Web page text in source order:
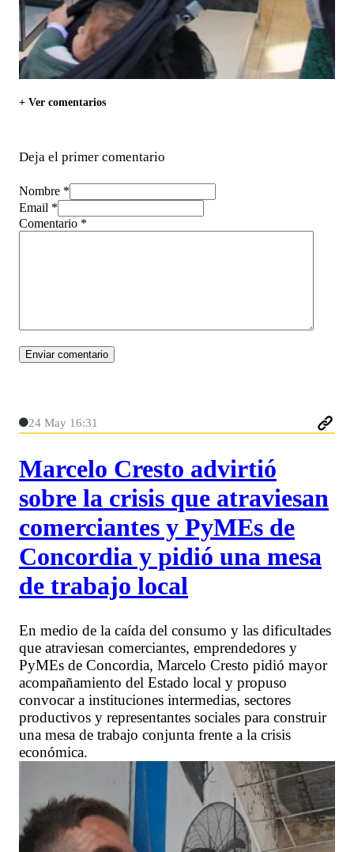
+ Ver comentarios
Deja el primer comentario
Nombre *
Email *
Comentario *
24 May 16:31
Marcelo Cresto advirtió
sobre la crisis que atraviesan
comerciantes y PyMEs de
Concordia y pidió una mesa
de trabajo local
En medio de la caída del consumo y las dificultades
que atraviesan comerciantes, emprendedores y
PyMEs de Concordia, Marcelo Cresto pidió mayor
acompañamiento del Estado local y propuso
convocar a instituciones intermedias, sectores
productivos y representantes sociales para construir
una mesa de trabajo conjunta frente a la crisis
económica.